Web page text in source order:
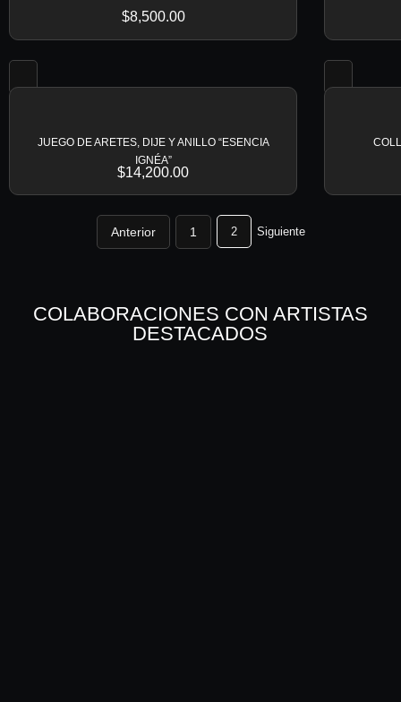
$8,500.00
JUEGO DE ARETES, DIJE Y ANILLO “ESENCIA
IGNÉA”
$14,200.00
Anterior 1 2 Siguiente
COLABORACIONES CON ARTISTAS
DESTACADOS